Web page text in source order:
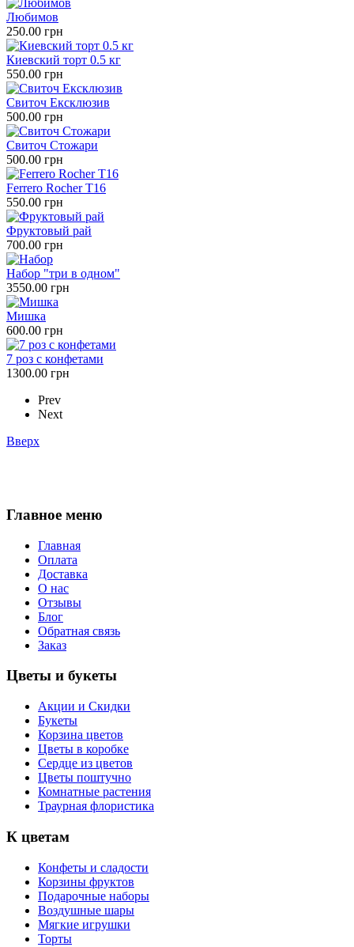
Любимов
250.00 грн
Киевский торт 0.5 кг
550.00 грн
Свиточ Ексклюзив
500.00 грн
Свиточ Стожари
500.00 грн
Ferrero Rocher Т16
550.00 грн
Фруктовый рай
700.00 грн
Набор "три в одном"
3550.00 грн
Мишка
600.00 грн
7 роз с конфетами
1300.00 грн
Prev
Next
Вверх
Главное меню
Главная
Оплата
Доставка
О нас
Отзывы
Блог
Обратная связь
Заказ
Цветы и букеты
Акции и Скидки
Букеты
Корзина цветов
Цветы в коробке
Сердце из цветов
Цветы поштучно
Комнатные растения
Траурная флористика
К цветам
Конфеты и сладости
Корзины фруктов
Подарочные наборы
Воздушные шары
Мягкие игрушки
Торты